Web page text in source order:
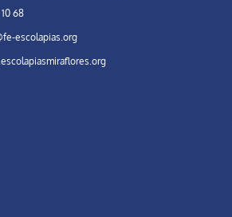
68
escolapias.org